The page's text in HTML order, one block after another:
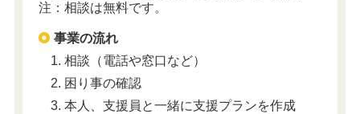
注：相談は無料です。
事業の流れ
相談（電話や窓口など）
困り事の確認
本人、支援員と一緒に支援プランを作成